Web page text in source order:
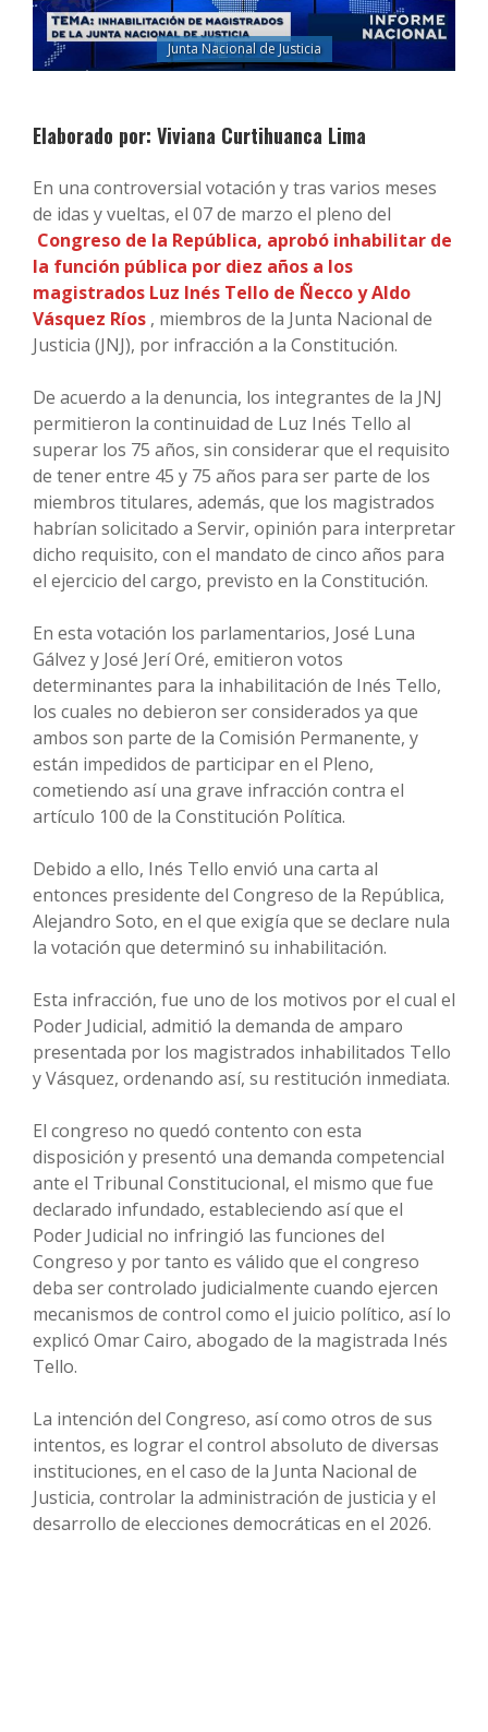
Junta Nacional de Justicia
Elaborado por: Viviana Curtihuanca Lima
En una controversial votación y tras varios meses
de idas y vueltas, el 07 de marzo el pleno del
Congreso de la República, aprobó inhabilitar de
la función pública por diez años a los
magistrados Luz Inés Tello de Ñecco y Aldo
Vásquez Ríos , miembros de la Junta Nacional de
Justicia (JNJ), por infracción a la Constitución.
De acuerdo a la denuncia, los integrantes de la JNJ
permitieron la continuidad de Luz Inés Tello al
superar los 75 años, sin considerar que el requisito
de tener entre 45 y 75 años para ser parte de los
miembros titulares, además, que los magistrados
habrían solicitado a Servir, opinión para interpretar
dicho requisito, con el mandato de cinco años para
el ejercicio del cargo, previsto en la Constitución.
En esta votación los parlamentarios, José Luna
Gálvez y José Jerí Oré, emitieron votos
determinantes para la inhabilitación de Inés Tello,
los cuales no debieron ser considerados ya que
ambos son parte de la Comisión Permanente, y
están impedidos de participar en el Pleno,
cometiendo así una grave infracción contra el
artículo 100 de la Constitución Política.
Debido a ello, Inés Tello envió una carta al
entonces presidente del Congreso de la República,
Alejandro Soto, en el que exigía que se declare nula
la votación que determinó su inhabilitación.
Esta infracción, fue uno de los motivos por el cual el
Poder Judicial, admitió la demanda de amparo
presentada por los magistrados inhabilitados Tello
y Vásquez, ordenando así, su restitución inmediata.
El congreso no quedó contento con esta
disposición y presentó una demanda competencial
ante el Tribunal Constitucional, el mismo que fue
declarado infundado, estableciendo así que el
Poder Judicial no infringió las funciones del
Congreso y por tanto es válido que el congreso
deba ser controlado judicialmente cuando ejercen
mecanismos de control como el juicio político, así lo
explicó Omar Cairo, abogado de la magistrada Inés
Tello.
La intención del Congreso, así como otros de sus
intentos, es lograr el control absoluto de diversas
instituciones, en el caso de la Junta Nacional de
Justicia, controlar la administración de justicia y el
desarrollo de elecciones democráticas en el 2026.